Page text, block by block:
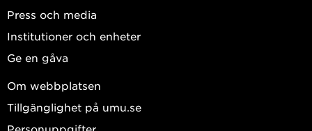
Press och media
Institutioner och enheter
Ge en gåva
Om webbplatsen
Tillgänglighet på umu.se